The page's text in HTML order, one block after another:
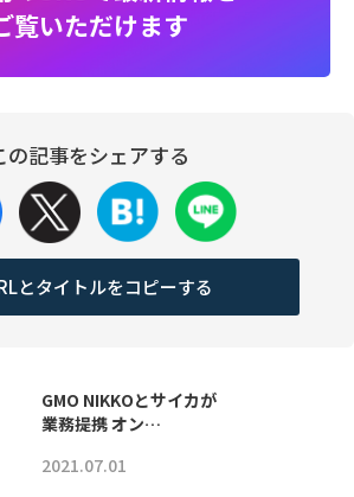
覧いただけます
の記事をシェアする
とタイトルをコピーする
GMO NIKKOとサイカが
業務提携 オン…
2021.07.01